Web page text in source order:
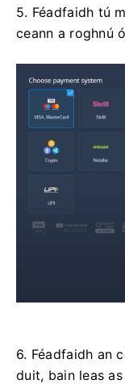
5. Féadfaidh tú
ceann a roghnú
6. Féadfaidh an
duit, bain leas